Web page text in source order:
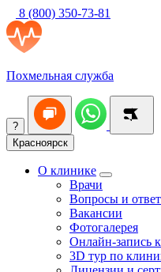
8 (800) 350-73-81
Похмельная служба
?
Красноярск
О клинике
Врачи
Вопросы и
Вакансии
Фотогалерея
Онлайн-запись
3D тур по